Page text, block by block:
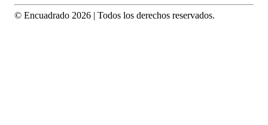
© Encuadrado 2026 | Todos los derechos reservados.